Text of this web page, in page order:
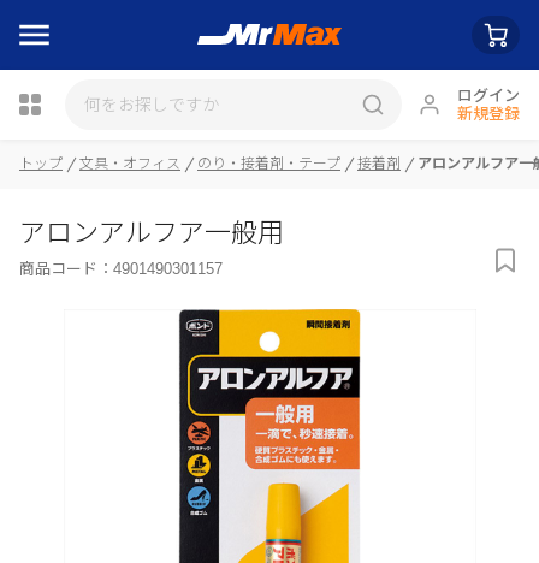
ログイン
新規登録
トップ 文具・オフィス のり・接着剤・テープ 接着剤 アロンアルフア一
アロンアルフア一般用
商品コード： 4901490301157